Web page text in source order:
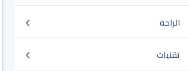
الراحة
تقنيات